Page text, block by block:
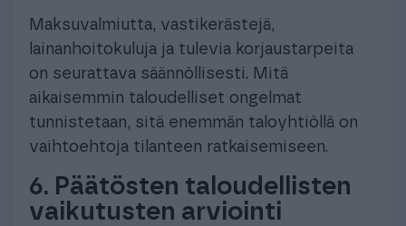
Maksuvalmiutta, vastikerästejä,
lainanhoitokuluja ja tulevia korjaustarpeita
on seurattava säännöllisesti. Mitä
aikaisemmin taloudelliset ongelmat
tunnistetaan, sitä enemmän taloyhtiöllä on
vaihtoehtoja tilanteen ratkaisemiseen.
6. Päätösten taloudellisten
vaikutusten arviointi